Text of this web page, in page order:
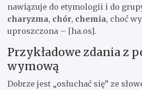
nawiązuje do etymologii i do
charyzma, chór, chemia, choć
uproszczona – [ha.os].
Przykładowe zdania z
wymową
Dobrze jest „osłuchać się” ze